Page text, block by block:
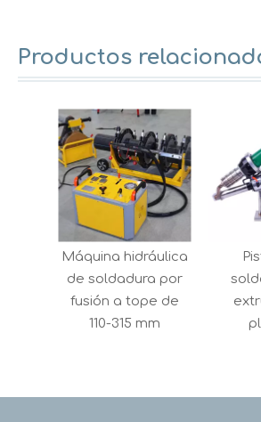
Productos
Máquina hidráulica
de soldadura por
fusión a tope de
110-315 mm